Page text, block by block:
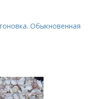
Обыкновенная